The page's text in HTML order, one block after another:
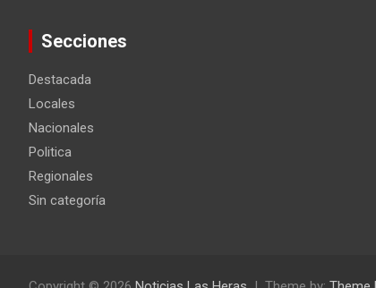
Secciones
Destacada
Locales
Nacionales
Politica
Regionales
Sin categoría